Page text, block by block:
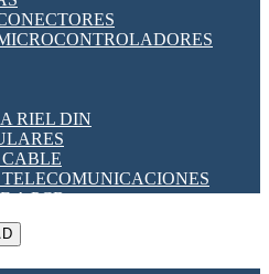
PANEL
DE CARRERA
Y TC'S DE CORRIENTE
LÓGICO PROGRAMABLES
HORARIO
RIEL DIN
CABLE
A PCB